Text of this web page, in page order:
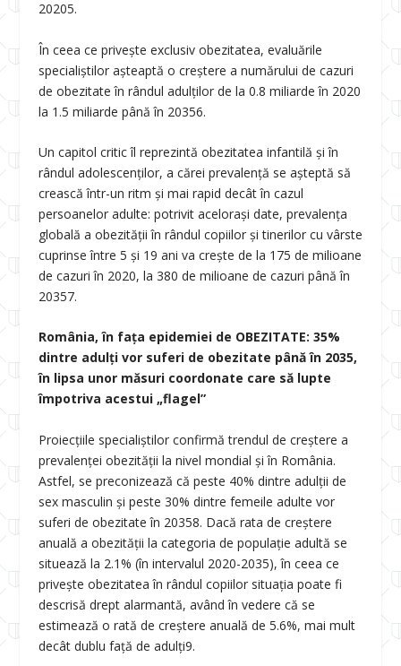
20205.
În ceea ce privește exclusiv obezitatea, evaluările
specialiștilor așteaptă o creștere a numărului de cazuri
de obezitate în rândul adulților de la 0.8 miliarde în 2020
la 1.5 miliarde până în 20356.
Un capitol critic îl reprezintă obezitatea infantilă și în
rândul adolescenților, a cărei prevalență se așteptă să
crească într-un ritm și mai rapid decât în cazul
persoanelor adulte: potrivit acelorași date, prevalența
globală a obezității în rândul copiilor și tinerilor cu vârste
cuprinse între 5 și 19 ani va crește de la 175 de milioane
de cazuri în 2020, la 380 de milioane de cazuri până în
20357.
România, în fața epidemiei de OBEZITATE: 35%
dintre adulți vor suferi de obezitate până în 2035,
în lipsa unor măsuri coordonate care să lupte
împotriva acestui „flagel”
Proiecțiile specialiștilor confirmă trendul de creștere a
prevalenței obezității la nivel mondial și în România.
Astfel, se preconizează că peste 40% dintre adulții de
sex masculin și peste 30% dintre femeile adulte vor
suferi de obezitate în 20358. Dacă rata de creștere
anuală a obezității la categoria de populație adultă se
situează la 2.1% (în intervalul 2020-2035), în ceea ce
privește obezitatea în rândul copiilor situația poate fi
descrisă drept alarmantă, având în vedere că se
estimează o rată de creștere anuală de 5.6%, mai mult
decât dublu față de adulți9.